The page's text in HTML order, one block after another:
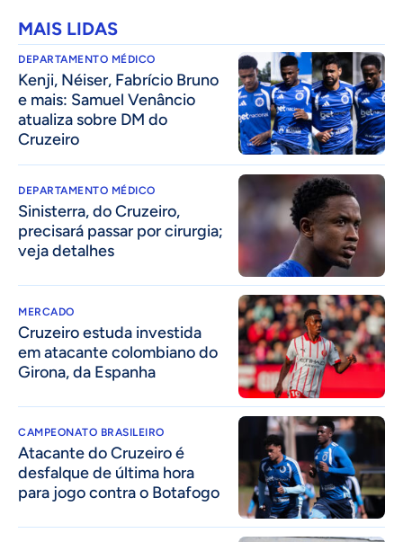
MAIS LIDAS
DEPARTAMENTO MÉDICO
Kenji, Néiser, Fabrício Bruno
e mais: Samuel Venâncio
atualiza sobre DM do
Cruzeiro
DEPARTAMENTO MÉDICO
Sinisterra, do Cruzeiro,
precisará passar por cirurgia;
veja detalhes
MERCADO
Cruzeiro estuda investida
em atacante colombiano do
Girona, da Espanha
CAMPEONATO BRASILEIRO
Atacante do Cruzeiro é
desfalque de última hora
para jogo contra o Botafogo